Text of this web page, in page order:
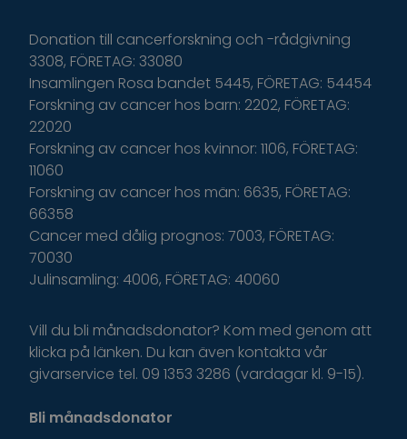
Donation till cancerforskning och -rådgivning
3308, FÖRETAG: 33080
Insamlingen Rosa bandet 5445, FÖRETAG: 54454
Forskning av cancer hos barn: 2202, FÖRETAG:
22020
Forskning av cancer hos kvinnor: 1106, FÖRETAG:
11060
Forskning av cancer hos män: 6635, FÖRETAG:
66358
Cancer med dålig prognos: 7003, FÖRETAG:
70030
Julinsamling: 4006, FÖRETAG: 40060
Vill du bli månadsdonator? Kom med genom att
klicka på länken. Du kan även kontakta vår
givarservice tel. 09 1353 3286 (vardagar kl. 9-15).
Bli månadsdonator